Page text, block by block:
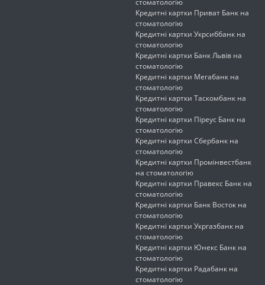
стоматологію
Кредитні картки Приват Банк на
стоматологію
Кредитні картки Укрсиббанк на
стоматологію
Кредитні картки Банк Львів на
стоматологію
Кредитні картки Мегабанк на
стоматологію
Кредитні картки Таскомбанк на
стоматологію
Кредитні картки Піреус Банк на
стоматологію
Кредитні картки Сбербанк на
стоматологію
Кредитні картки Промінвестбанк
на стоматологію
Кредитні картки Правекс Банк на
стоматологію
Кредитні картки Банк Восток на
стоматологію
Кредитні картки Укргазбанк на
стоматологію
Кредитні картки Юнекс Банк на
стоматологію
Кредитні картки Радабанк на
стоматологію